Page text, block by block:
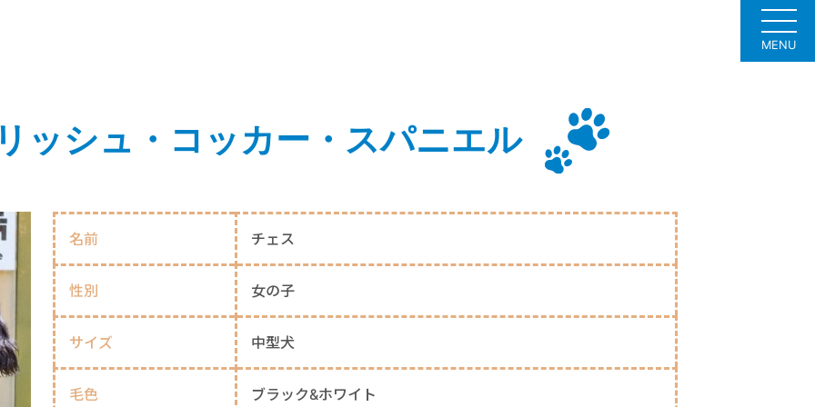
MENU
ッシュ・コッカー・スパニエル
名前 チェス
性別 女の子
サイズ 中型犬
毛色 ブラック&ホワイト